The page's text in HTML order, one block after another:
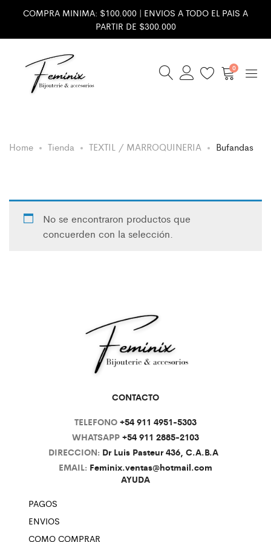
COMPRA MINIMA: $100.000 | ENVIOS A TODO EL PAIS A
PARTIR DE $300.000
0
Home Tienda TEXTIL / MARROQUINERIA Bufandas
No se encontraron productos que
concuerden con la selección.
CONTACTO
TELEFONO +54 911 4951-5303
WHATSAPP +54 911 2885-2103
DIRECCION: Dr Luis Pasteur 436, C.A.B.A
EMAIL: Feminix.ventas@hotmail.com
AYUDA
PAGOS
ENVIOS
COMO COMPRAR